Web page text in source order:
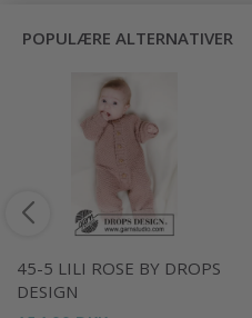
POPULÆRE ALTERNATIVER
45-5 LILI ROSE BY DROPS
DESIGN